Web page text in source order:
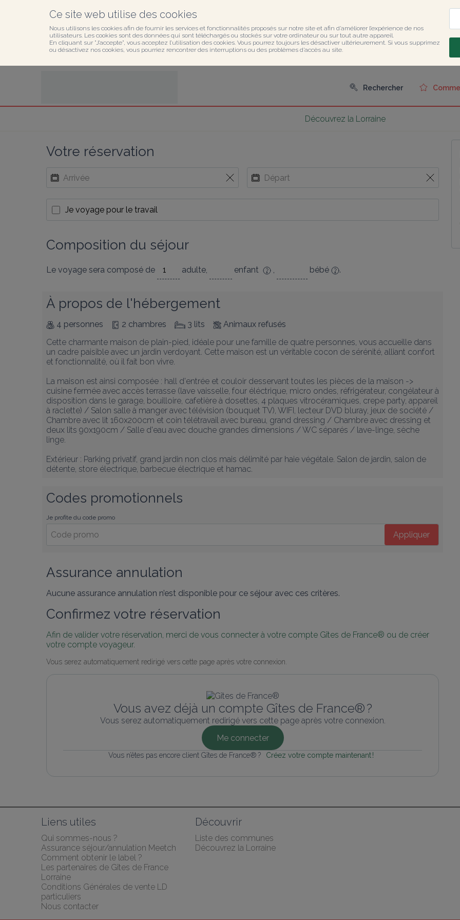
Ce site web utilise des cookies
Nous utilisons les cookies afin de fournir les services et fonctionnalités proposés sur notre site et afin d’améliorer l’expérience de nos
utilisateurs. Les cookies sont des données qui sont téléchargés ou stockés sur votre ordinateur ou sur tout autre appareil.
En cliquant sur ”J’accepte”, vous acceptez l’utilisation des cookies. Vous pourrez toujours les désactiver ultérieurement. Si vous supprimez
ou désactivez nos cookies, vous pourriez rencontrer des interruptions ou des problèmes d’accès au site.
Rechercher
Découvrez la Lorraine
Votre réservation
Je voyage pour le travail
Composition du séjour
Le voyage sera composé de adulte, enfant , bébé .
À propos de l'hébergement
4 personnes 2 chambres 3 lits
Animaux refusés
Cette charmante maison de plain-pied, idéale pour une famille de quatre personnes, vous accueille dans
un cadre paisible avec un jardin verdoyant. Cette maison est un véritable cocon de sérénité, alliant confort
et fonctionnalité, où il fait bon vivre.
La maison est ainsi composée : hall d'entrée et couloir desservant toutes les pièces de la maison ->
cuisine fermée avec accès terrasse (lave vaisselle, four éléctrique, micro ondes, réfrigérateur, congélateur à
disposition dans le garage, bouilloire, cafetière à dosettes, 4 plaques vitrocéramiques, crepe party, appareil
à raclette) / Salon salle à manger avec télévision (bouquet TV), WIFI, lecteur DVD bluray, jeux de société /
Chambre avec lit 160x200cm et coin télétravail avec bureau, grand dressing / Chambre avec dressing et
deux lits 90x190cm / Salle d'eau avec douche grandes dimensions / WC séparés / lave-linge, sèche
linge.
Extérieur : Parking privatif, grand jardin non clos mais délimité par haie végétale. Salon de jardin, salon de
détente, store électrique, barbecue électrique et hamac.
Codes promotionnels
Je profite du code promo
Appliquer
Assurance annulation
Aucune assurance annulation n’est disponible pour ce séjour avec ces critères.
Confirmez votre réservation
Afin de valider votre réservation, merci de vous connecter à votre compte Gîtes de France® ou de créer
votre compte voyageur.
Vous serez automatiquement redirigé vers cette page après votre connexion.
Vous avez déjà un compte Gîtes de France® ?
Vous serez automatiquement redirigé vers cette page après votre connexion.
Me connecter
Vous n’êtes pas encore client Gîtes de France® ? Créez votre compte maintenant !
Liens utiles
Qui sommes-nous ?
Assurance séjour/annulation Meetch
Comment obtenir le label ?
Les partenaires de Gîtes de France
Lorraine
Conditions Générales de vente LD
particuliers
Nous contacter
Découvrir
Liste des communes
Découvrez la Lorraine